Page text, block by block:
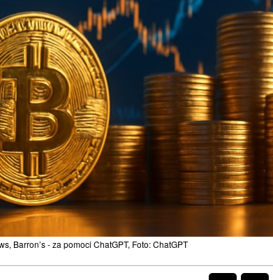
Barron’s - za pomoci ChatGPT, Foto: ChatGPT